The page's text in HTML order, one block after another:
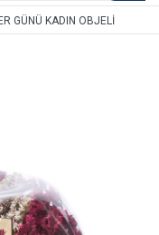
GÜNÜ KADIN OBJELI